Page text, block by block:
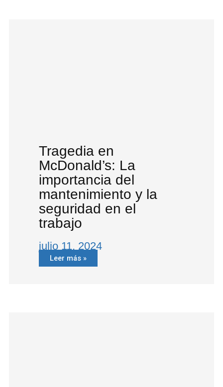
Tragedia en
McDonald’s: La
importancia del
mantenimiento y la
seguridad en el
trabajo
julio 11, 2024
Leer más »